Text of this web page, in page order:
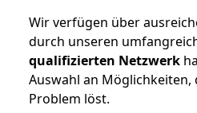
Wir verfügen über
durch unseren
qualifizierten Netzwerk
Auswahl an Möglichkeiten,
Problem löst.